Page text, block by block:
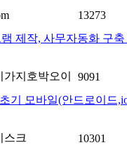
13273
제작, 사무자동화 구
가지호박오이 9091
모바일(안드로이드
스크 10301